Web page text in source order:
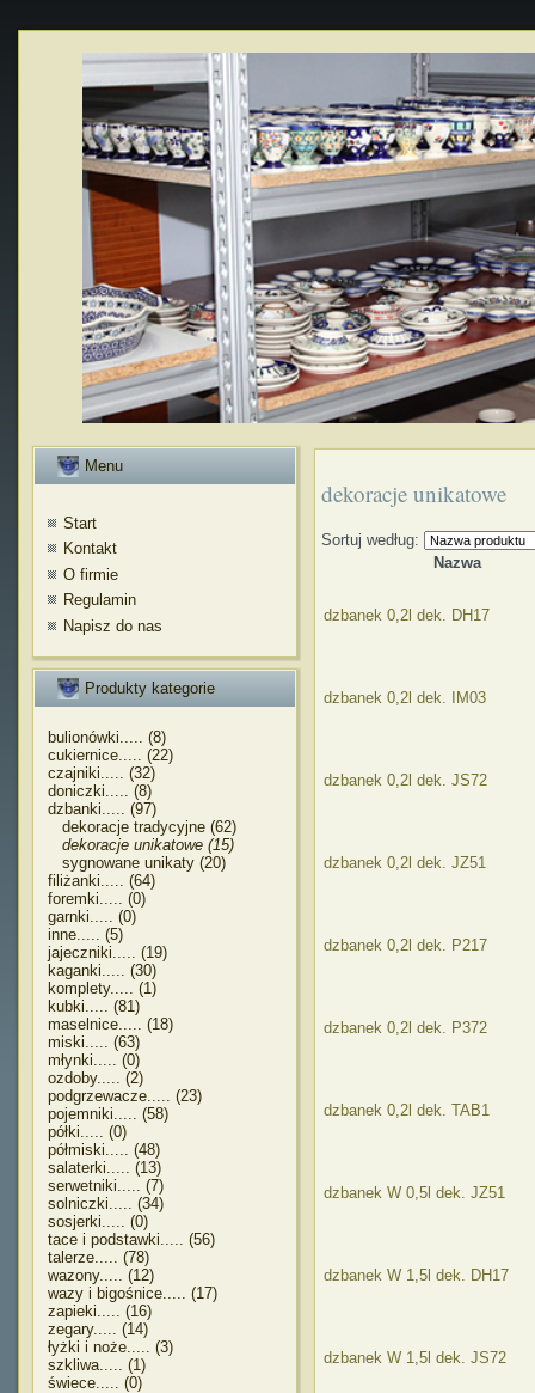
Menu
Start
Kontakt
O firmie
Regulamin
Napisz do nas
Produkty kategorie
bulionówki..... (8)
cukiernice..... (22)
czajniki..... (32)
doniczki..... (8)
dzbanki..... (97)
dekoracje tradycyjne (62)
dekoracje unikatowe (15)
sygnowane unikaty (20)
filiżanki..... (64)
foremki..... (0)
garnki..... (0)
inne..... (5)
jajeczniki..... (19)
kaganki..... (30)
komplety..... (1)
kubki..... (81)
maselnice..... (18)
miski..... (63)
młynki..... (0)
ozdoby..... (2)
podgrzewacze..... (23)
pojemniki..... (58)
półki..... (0)
półmiski..... (48)
salaterki..... (13)
serwetniki..... (7)
solniczki..... (34)
sosjerki..... (0)
tace i podstawki..... (56)
talerze..... (78)
wazony..... (12)
wazy i bigośnice..... (17)
zapieki..... (16)
zegary..... (14)
łyżki i noże..... (3)
szkliwa..... (1)
świece..... (0)
dekoracje unikatowe
Sortuj według:
Nazwa
dzbanek 0,2l dek. DH17
dzbanek 0,2l dek. IM03
dzbanek 0,2l dek. JS72
dzbanek 0,2l dek. JZ51
dzbanek 0,2l dek. P217
dzbanek 0,2l dek. P372
dzbanek 0,2l dek. TAB1
dzbanek W 0,5l dek. JZ51
dzbanek W 1,5l dek. DH17
dzbanek W 1,5l dek. JS72